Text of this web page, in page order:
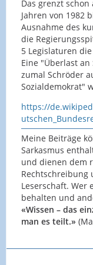
Das grenzt
Jahren von 1982
Ausnahme des
die
5 Legislaturen
Eine "Überlast
zumal Schröder
Sozialdemokrat"
https://
Meine Beiträge
Sarkasmus
und dienen dem
Rechtschreibung
Leserschaft. Wer
behalten und
«Wissen – das
man es teilt.»